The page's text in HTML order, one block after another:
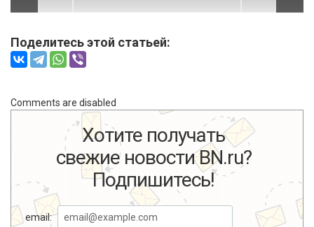
Поделитесь этой статьей:
Comments are disabled
Хотите получать
свежие новости BN.ru?
Подпишитесь!
email: